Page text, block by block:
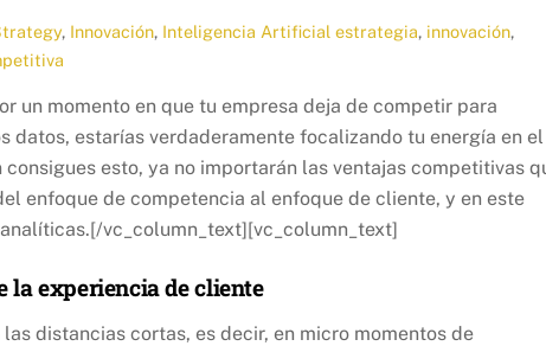
, Innovación, Inteligencia Artificial estrategia, innovación,
un momento en que tu empresa deja de competir para
datos, estarías verdaderamente focalizando tu energía en el
esto, ya no importarán las ventajas competitivas
enfoque de competencia al enfoque de cliente, y en este
vc_column_text][vc_column_text]
la experiencia de cliente
distancias cortas, es decir, en micro momentos de